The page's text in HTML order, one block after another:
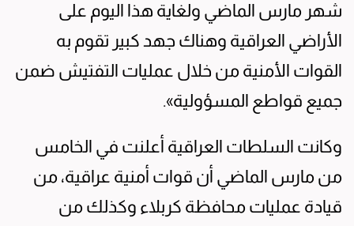
شهر مارس الماضي ولغاية هذا اليوم على
الأراضي العراقية وهناك جهد كبير تقوم به
القوات الأمنية من خلال عمليات التفتيش ضمن
جميع قواطع المسؤولية».
وكانت السلطات العراقية أعلنت في الخامس
من مارس الماضي أن قوات أمنية عراقية، من
قيادة عمليات محافظة كربلاء وكذلك من